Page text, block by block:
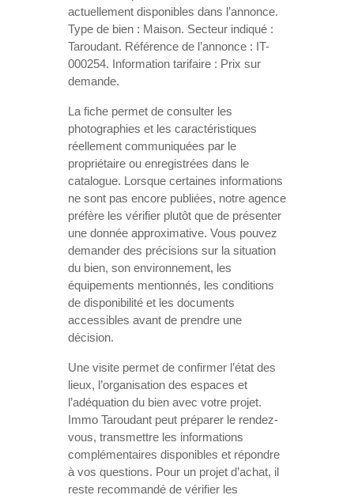
actuellement disponibles dans l’annonce.
Type de bien : Maison. Secteur indiqué :
Taroudant. Référence de l’annonce : IT-
000254. Information tarifaire : Prix sur
demande.
La fiche permet de consulter les
photographies et les caractéristiques
réellement communiquées par le
propriétaire ou enregistrées dans le
catalogue. Lorsque certaines informations
ne sont pas encore publiées, notre agence
préfère les vérifier plutôt que de présenter
une donnée approximative. Vous pouvez
demander des précisions sur la situation
du bien, son environnement, les
équipements mentionnés, les conditions
de disponibilité et les documents
accessibles avant de prendre une
décision.
Une visite permet de confirmer l’état des
lieux, l’organisation des espaces et
l’adéquation du bien avec votre projet.
Immo Taroudant peut préparer le rendez-
vous, transmettre les informations
complémentaires disponibles et répondre
à vos questions. Pour un projet d’achat, il
reste recommandé de vérifier les